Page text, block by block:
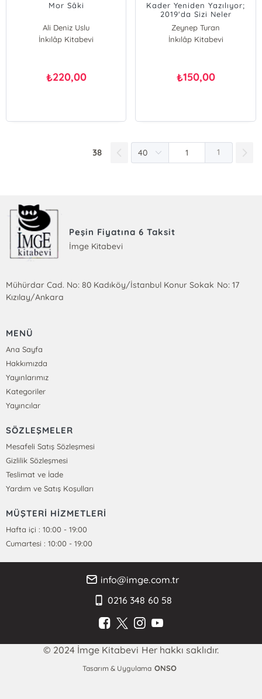
Mor Sâki
Ali Deniz Uslu
İnkılâp Kitabevi
₺220,00
Kader Yeniden Yazılıyor;
2019'da Sizi Neler
Zeynep Turan
İnkılâp Kitabevi
₺150,00
38 1
Peşin Fiyatına 6 Taksit
İmge Kitabevi
Mühürdar Cad. No: 80 Kadıköy/İstanbul Konur Sokak No: 17
Kızılay/Ankara
MENÜ
Ana Sayfa
Hakkımızda
Yayınlarımız
Kategoriler
Yayıncılar
SÖZLEŞMELER
Mesafeli Satış Sözleşmesi
Gizlilik Sözleşmesi
Teslimat ve İade
Yardım ve Satış Koşulları
MÜŞTERİ HİZMETLERİ
Hafta içi : 10:00 - 19:00
Cumartesi : 10:00 - 19:00
info@imge.com.tr
0216 348 60 58
© 2024 İmge Kitabevi Her hakkı saklıdır.
Tasarım & Uygulama ONSO